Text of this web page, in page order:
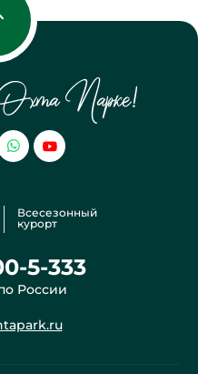
БЛИННАЯ
«СОСНЫ»
5-333
России
Всесезонный
курорт